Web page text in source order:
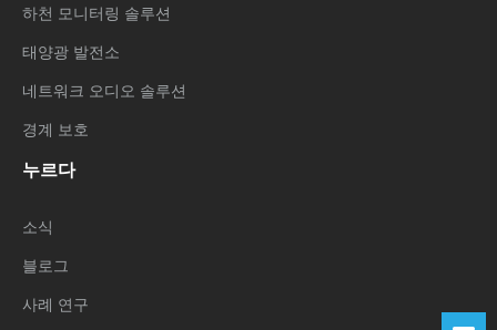
하천 모니터링 솔루션
태양광 발전소
네트워크 오디오 솔루션
경계 보호
누르다
소식
블로그
사례 연구